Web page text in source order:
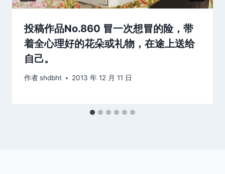
投稿作品No.860 冒一次想冒的险，带
着全心理好的花朵或礼物，在途上送给
自己。
作者shdbht 2013 年 12 月 11 日